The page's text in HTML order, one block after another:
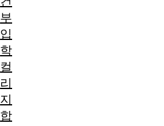
부
입
학
컬
리
지
합